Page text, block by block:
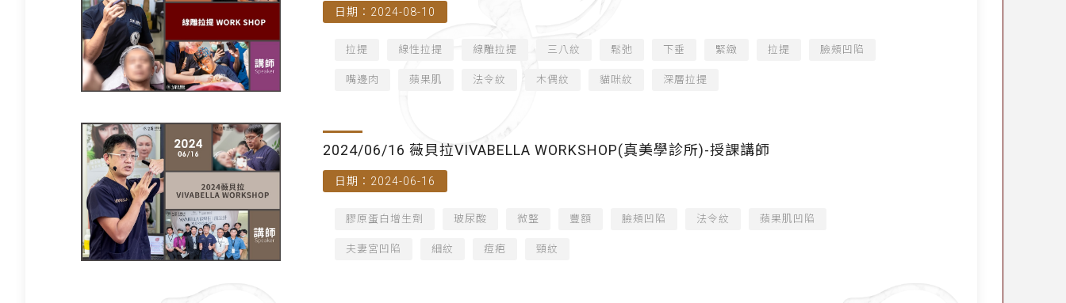
日期：2024-08-10
拉提 線性拉提 線雕拉提 三八紋 鬆弛 下垂 緊緻 拉提 臉頰凹陷
嘴邊肉 蘋果肌 法令紋 木偶紋 貓咪紋 深層拉提
2024/06/16 薇貝拉VIVABELLA WORKSHOP(真美學診所)-授課講師
日期：2024-06-16
膠原蛋白增生劑 玻尿酸 微整 豐額 臉頰凹陷 法令紋 蘋果肌凹陷
夫妻宮凹陷 細紋 痘疤 頸紋